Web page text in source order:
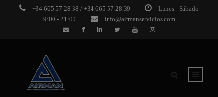
+34 665 57 28 38 / +34 665 57 28 39
Lunes - Sábado
9:00 - 21:00
info@airmanservicios.com